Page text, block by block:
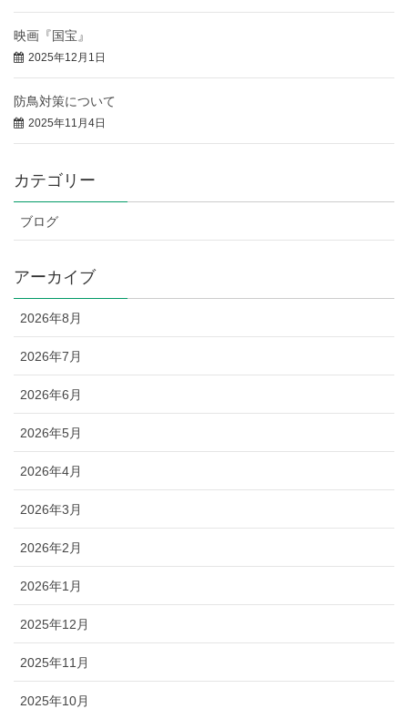
映画『国宝』
2025年12月1日
防鳥対策について
2025年11月4日
カテゴリー
ブログ
アーカイブ
2026年8月
2026年7月
2026年6月
2026年5月
2026年4月
2026年3月
2026年2月
2026年1月
2025年12月
2025年11月
2025年10月